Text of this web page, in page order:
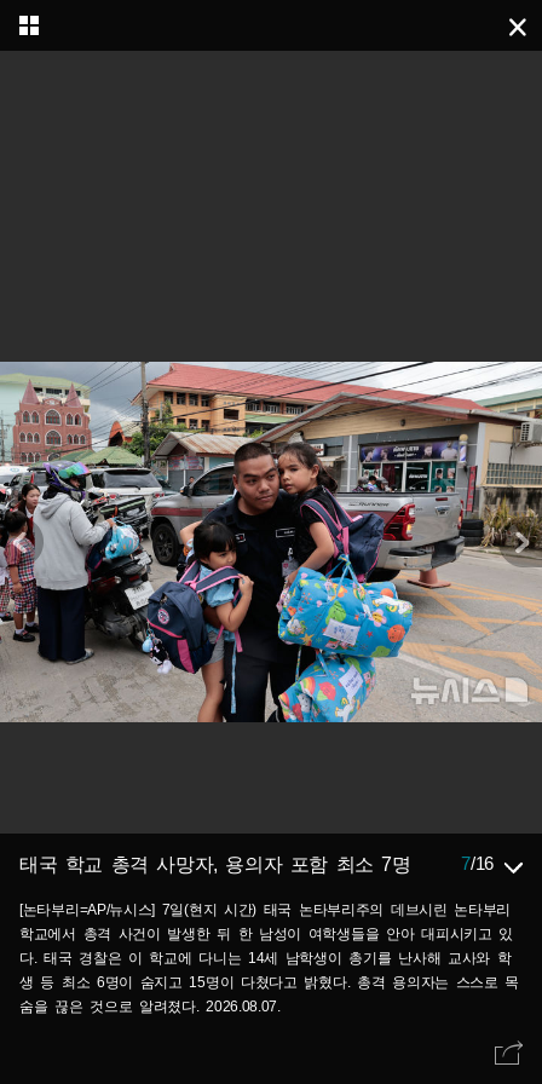
태국 학교 총격 사망자, 용의자 포함 최소 7명 7/16
[논타부리=AP/뉴시스] 7일(현지 시간) 태국 논타부리주의 데브시린 논타부리
학교에서 총격 사건이 발생한 뒤 한 남성이 여학생들을 안아 대피시키고 있
다. 태국 경찰은 이 학교에 다니는 14세 남학생이 총기를 난사해 교사와 학
생 등 최소 6명이 숨지고 15명이 다쳤다고 밝혔다. 총격 용의자는 스스로 목
숨을 끊은 것으로 알려졌다. 2026.08.07.